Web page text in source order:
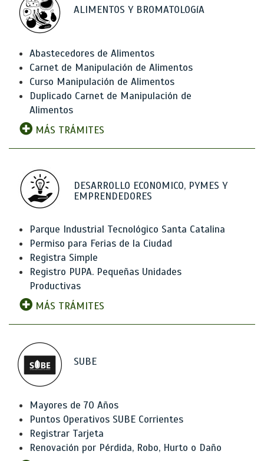
ALIMENTOS Y BROMATOLOGíA
Abastecedores de Alimentos
Carnet de Manipulación de Alimentos
Curso Manipulación de Alimentos
Duplicado Carnet de Manipulación de
Alimentos
MÁS TRÁMITES
DESARROLLO ECONOMICO, PYMES Y
EMPRENDEDORES
Parque Industrial Tecnológico Santa Catalina
Permiso para Ferias de la Ciudad
Registra Simple
Registro PUPA. Pequeñas Unidades
Productivas
MÁS TRÁMITES
SUBE
Mayores de 70 Años
Puntos Operativos SUBE Corrientes
Registrar Tarjeta
Renovación por Pérdida, Robo, Hurto o Daño